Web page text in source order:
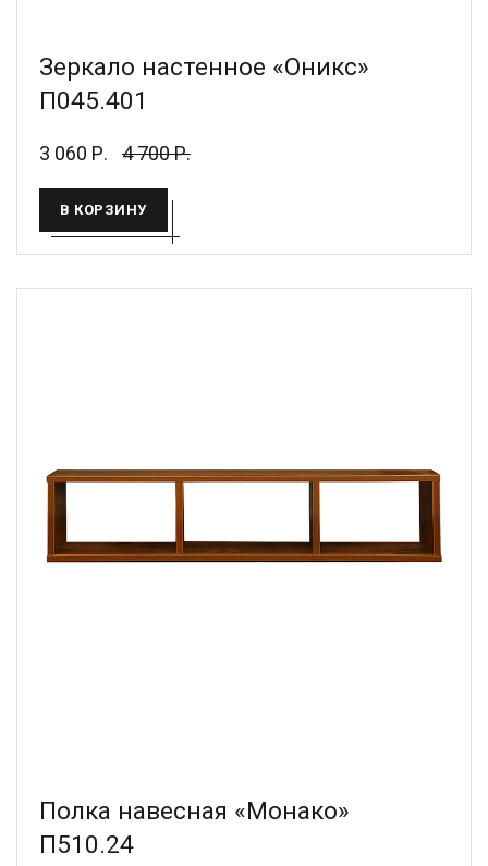
Зеркало настенное «Оникс»
П045.401
3 060 Р. 4 700 Р.
В КОРЗИНУ
Полка навесная «Монако»
П510.24